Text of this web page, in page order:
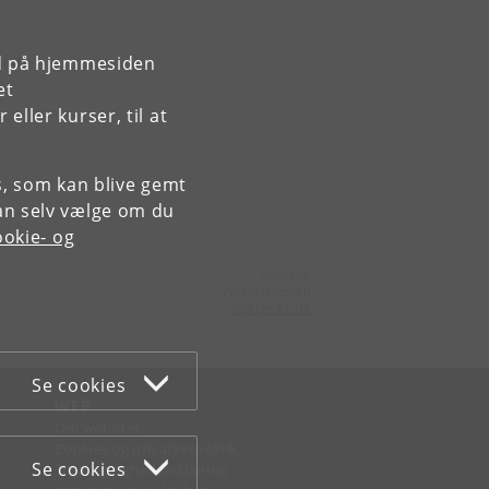
hjemmesiden
eller kurser, til at
som kan blive gemt
selv vælge om du
og
Se cookies
Se cookies
WEB
Tilgængelighedserklæring